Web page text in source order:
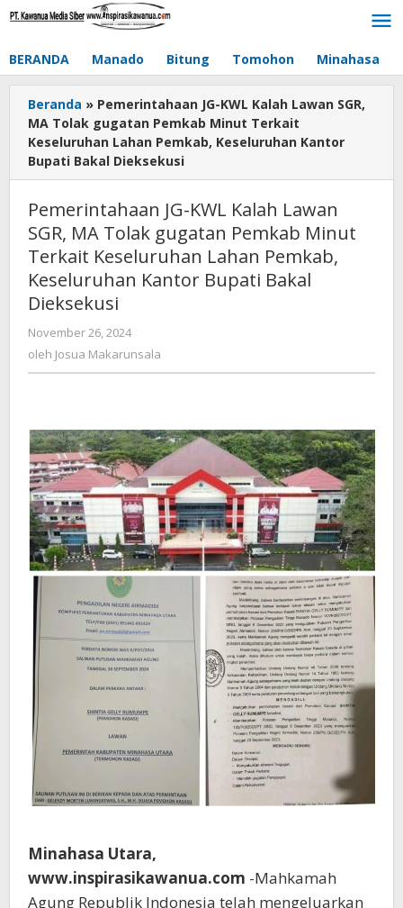
Lewati
BERANDA Manado Bitung Tomohon Minahasa
Beranda » Pemerintahaan JG-KWL Kalah Lawan SGR,
MA Tolak gugatan Pemkab Minut Terkait
Keseluruhan Lahan Pemkab, Keseluruhan Kantor
Bupati Bakal Dieksekusi
Pemerintahaan JG-KWL Kalah Lawan
SGR, MA Tolak gugatan Pemkab Minut
Terkait Keseluruhan Lahan Pemkab,
Keseluruhan Kantor Bupati Bakal
Dieksekusi
November 26, 2024
Josua
oleh Josua Makarunsala
Minahasa Utara,
www.inspirasikawanua.com -Mahkamah
Agung Republik Indonesia telah mengeluarkan